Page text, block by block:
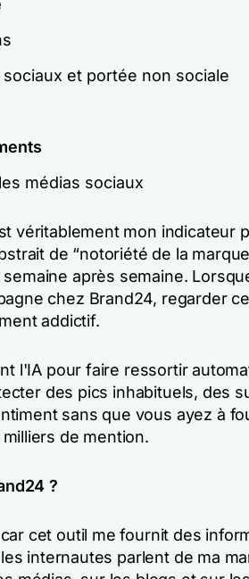
et portée non sociale
médias sociaux
véritablement mon indicateur
de “notoriété de la
après semaine.
chez Brand24, regarder
addictif.
l'IA pour faire ressortir
des pics inhabituels, des
sans que vous ayez à
de mention.
?
cet outil me fournit des
internautes parlent de ma